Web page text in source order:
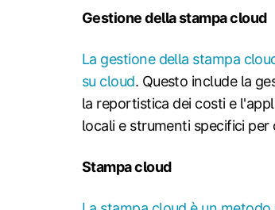
Gestione della stampa cloud
La gestione della stampa
su cloud. Questo include la
la reportistica dei costi e
locali e strumenti specifici
Stampa cloud